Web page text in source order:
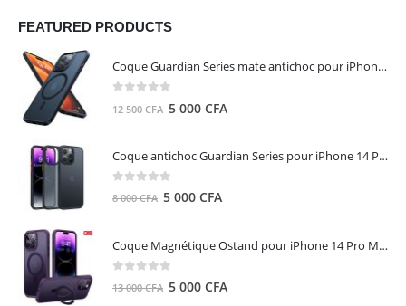
FEATURED PRODUCTS
Coque Guardian Series mate antichoc pour iPhone 15 Pro Max avec Magsafe Noir - Torras
12 500CFA Le
500 CFA.
5 000 CFA
Coque antichoc Guardian Series pour iPhone 14 Pro Max - TORRAS
out of 5
8 000CFA Le
était :
8
000 CFA.
5 000 CFALe
est :
000 CFA.
Coque Magnétique Ostand pour iPhone 14 Pro Max - Violet Foncé - TORRAS
13 000CFA Le
5 000 CFA